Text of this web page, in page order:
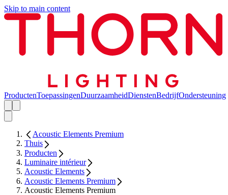
Skip to main content
ProductenToepassingenDuurzaamheidDienstenBedrijfOndersteuning
Acoustic Elements Premium
Thuis
Producten
Luminaire intérieur
Acoustic Elements
Acoustic Elements Premium
Acoustic Elements Premium